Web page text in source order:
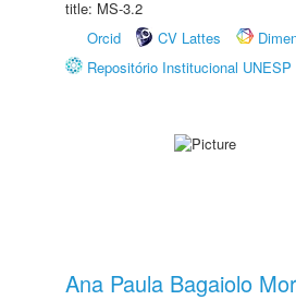
title: MS-3.2
Orcid
CV Lattes
Repositório Institucional UNESP
Ana Paula Bagaiolo